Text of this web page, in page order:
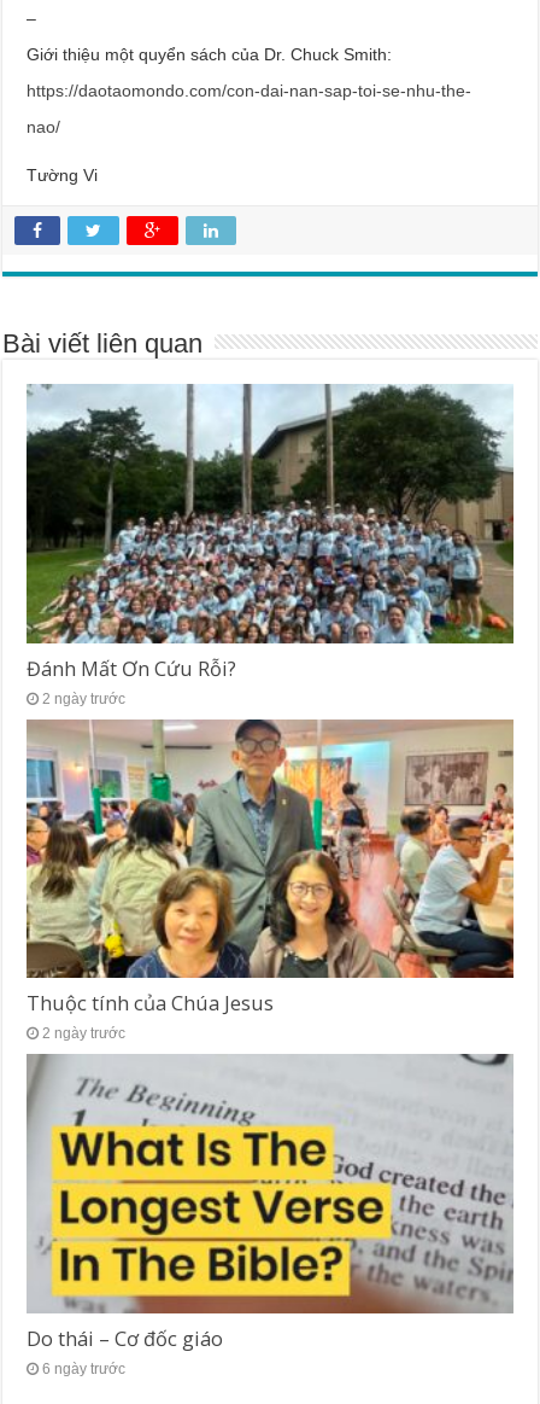
–
Giới thiệu một quyển sách của Dr. Chuck Smith:
https://daotaomondo.com/con-dai-nan-sap-toi-se-nhu-the-
nao/
Tường Vi
Bài viết liên quan
Đánh Mất Ơn Cứu Rỗi?
2 ngày trước
Thuộc tính của Chúa Jesus
2 ngày trước
Do thái – Cơ đốc giáo
6 ngày trước